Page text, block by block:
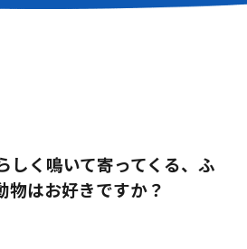
しく鳴いて寄ってくる、ふ
物はお好きですか？